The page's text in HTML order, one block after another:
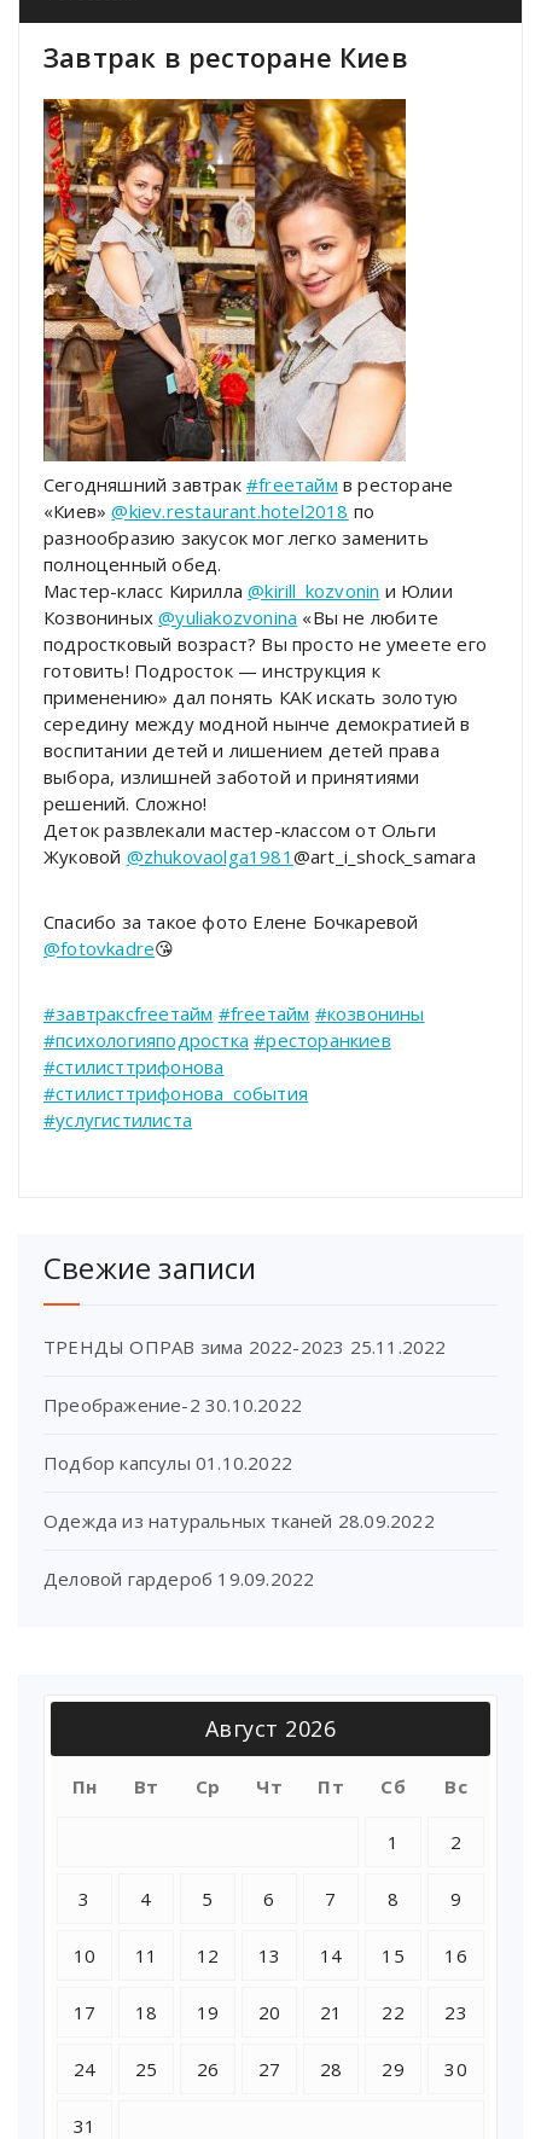
Завтрак в ресторане Киев
Сегодняшний завтрак #freeтайм в ресторане
«Киев»@kiev.restaurant.hotel2018 по
разнообразию закусок мог легко заменить
полноценный обед.
Мастер-класс Кирилла@kirill_kozvonin и Юлии
Козвониных@yuliakozvonina «Вы не любите
подростковый возраст? Вы просто не умеете его
готовить! Подросток — инструкция к
применению» дал понять КАК искать золотую
середину между модной нынче демократией в
воспитании детей и лишением детей права
выбора, излишней заботой и принятиями
решений. Сложно!
Деток развлекали мастер-классом от Ольги
Жуковой @zhukovaolga1981 @art_i_shock_samara
Спасибо за такое фото Елене Бочкаревой
@fotovkadre😘
#завтраксfreeтайм #freeтайм #козвонины
#психологияподростка #ресторанкиев
#стилисттрифонова
#стилисттрифонова_события
#услугистилиста
Свежие записи
ТРЕНДЫ ОПРАВ зима 2022-2023 25.11.2022
Преображение-2 30.10.2022
Подбор капсулы 01.10.2022
Одежда из натуральных тканей 28.09.2022
Деловой гардероб 19.09.2022
Август 2026
Пн Вт Ср Чт Пт Сб Вс
1 2
3 4 5 6 7 8 9
10 11 12 13 14 15 16
17 18 19 20 21 22 23
24 25 26 27 28 29 30
31